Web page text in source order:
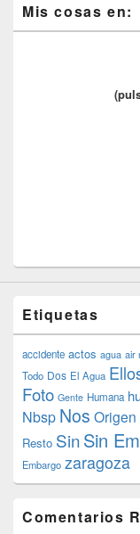
Mis cosas en:
Etiquetas
accidente actos agua air
Todo Dos El Agua
Foto Gente Humana
Nbsp Nos Origen
Resto SinSin
Embargo zaragoza
Comentarios